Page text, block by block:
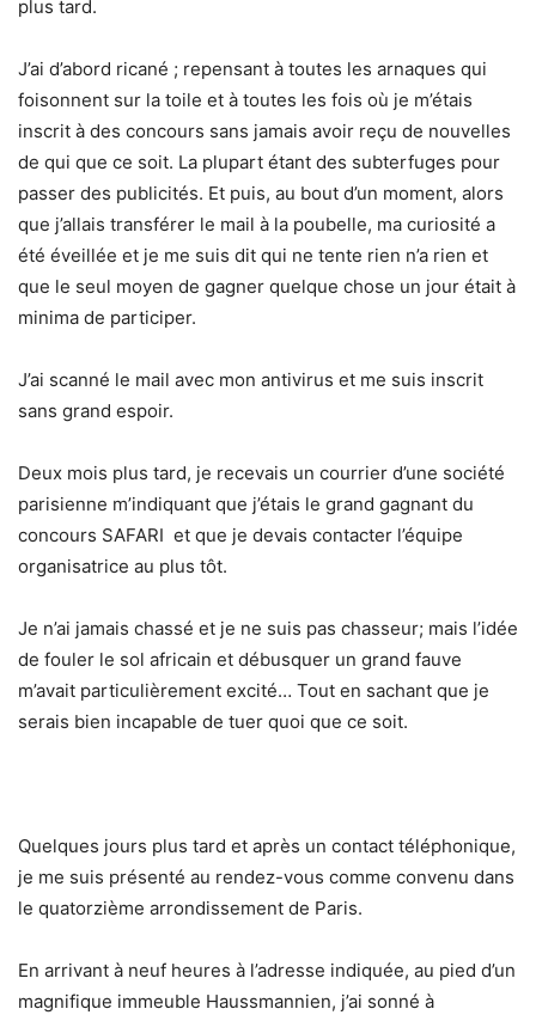
plus tard.
J’ai d’abord ricané ; repensant à toutes les arnaques qui
foisonnent sur la toile et à toutes les fois où je m’étais
inscrit à des concours sans jamais avoir reçu de nouvelles
de qui que ce soit. La plupart étant des subterfuges pour
passer des publicités. Et puis, au bout d’un moment, alors
que j’allais transférer le mail à la poubelle, ma curiosité a
été éveillée et je me suis dit qui ne tente rien n’a rien et
que le seul moyen de gagner quelque chose un jour était à
minima de participer.
J’ai scanné le mail avec mon antivirus et me suis inscrit
sans grand espoir.
Deux mois plus tard, je recevais un courrier d’une société
parisienne m’indiquant que j’étais le grand gagnant du
concours SAFARI et que je devais contacter l’équipe
organisatrice au plus tôt.
Je n’ai jamais chassé et je ne suis pas chasseur; mais l’idée
de fouler le sol africain et débusquer un grand fauve
m’avait particulièrement excité… Tout en sachant que je
serais bien incapable de tuer quoi que ce soit.
Quelques jours plus tard et après un contact téléphonique,
je me suis présenté au rendez-vous comme convenu dans
le quatorzième arrondissement de Paris.
En arrivant à neuf heures à l’adresse indiquée, au pied d’un
magnifique immeuble Haussmannien, j’ai sonné à